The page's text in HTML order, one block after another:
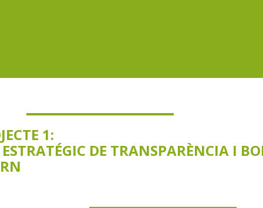
1:
ESTRATÉGIC DE TRANSPARÈNCIA I